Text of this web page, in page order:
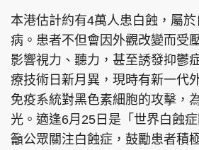
本港估計約有4萬人患白蝕，屬
病。患者不但會因外觀改變而受
影響視力、聽力，甚至誘發抑鬱
療技術日新月異，現時有新一代
免疫系統對黑色素細胞的攻擊，
光。適逢6月25日是「世界白蝕
籲公眾關注白蝕症，鼓勵患者積